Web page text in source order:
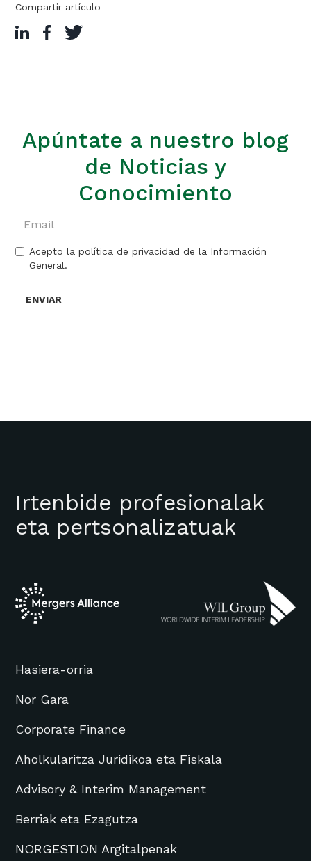
Compartir artículo
Apúntate a nuestro blog
de Noticias y
Conocimiento
Acepto la política de privacidad de la Información
General.
Irtenbide profesionalak
eta pertsonalizatuak
Hasiera-orria
Nor Gara
Corporate Finance
Aholkularitza Juridikoa eta Fiskala
Advisory & Interim Management
Berriak eta Ezagutza
NORGESTION Argitalpenak